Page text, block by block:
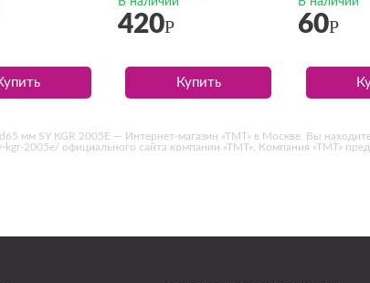
420Р
Купить
60Р
мм SY KGR 2005E — Интернет-магазин «ТМТ» в Москве. Вы
2005e/ официального сайта компании «ТМТ». Компания «ТМТ»